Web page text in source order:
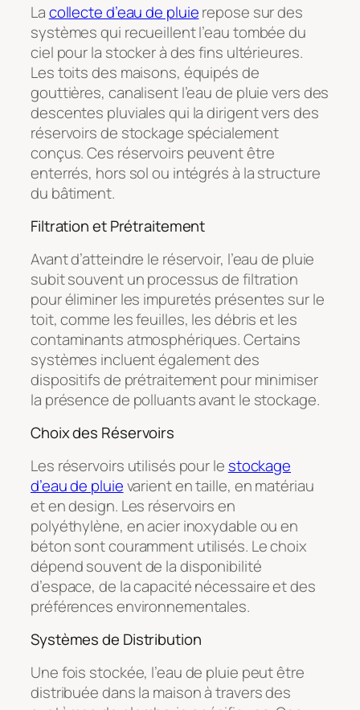
Lacollecte d’eau de pluierepose sur des
systèmes qui recueillent l’eau tombée du
ciel pour la stocker à des fins ultérieures.
Les toits des maisons, équipés de
gouttières, canalisent l’eau de pluie vers des
descentes pluviales qui la dirigent vers des
réservoirs de stockage spécialement
conçus. Ces réservoirs peuvent être
enterrés, hors sol ou intégrés à la structure
du bâtiment.
Filtration et Prétraitement
Avant d’atteindre le réservoir, l’eau de pluie
subit souvent un processus de filtration
pour éliminer les impuretés présentes sur le
toit, comme les feuilles, les débris et les
contaminants atmosphériques. Certains
systèmes incluent également des
dispositifs de prétraitement pour minimiser
la présence de polluants avant le stockage.
Choix des Réservoirs
Les réservoirs utilisés pour le stockage
d’eau de pluievarient en taille, en matériau
et en design. Les réservoirs en
polyéthylène, en acier inoxydable ou en
béton sont couramment utilisés. Le choix
dépend souvent de la disponibilité
d’espace, de la capacité nécessaire et des
préférences environnementales.
Systèmes de Distribution
Une fois stockée, l’eau de pluie peut être
distribuée dans la maison à travers des